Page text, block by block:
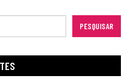
PESQUISAR